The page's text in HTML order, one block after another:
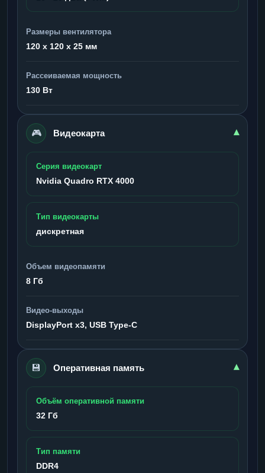
Размеры вентилятора
120 x 120 x 25 мм
Рассеиваемая мощность
130 Вт
🎮 Видеокарта ▾
Серия видеокарт
Nvidia Quadro RTX 4000
Тип видеокарты
дискретная
Объем видеопамяти
8 Гб
Видео-выходы
DisplayPort x3, USB Type-C
💾 Оперативная память ▾
Объём оперативной памяти
32 Гб
Тип памяти
DDR4